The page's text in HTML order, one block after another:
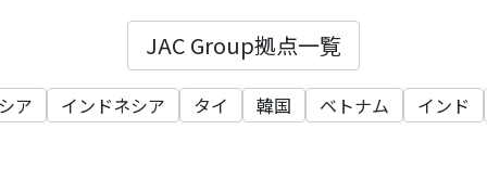
JAC Group拠点一覧
ア インドネシア タイ 韓国 ベトナム インド